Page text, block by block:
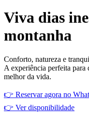
Viva dias
montanha
Conforto, natureza e
A experiência perfeita para
melhor da vida.
👉 Reservar agora no
👉 Ver disponibilidade